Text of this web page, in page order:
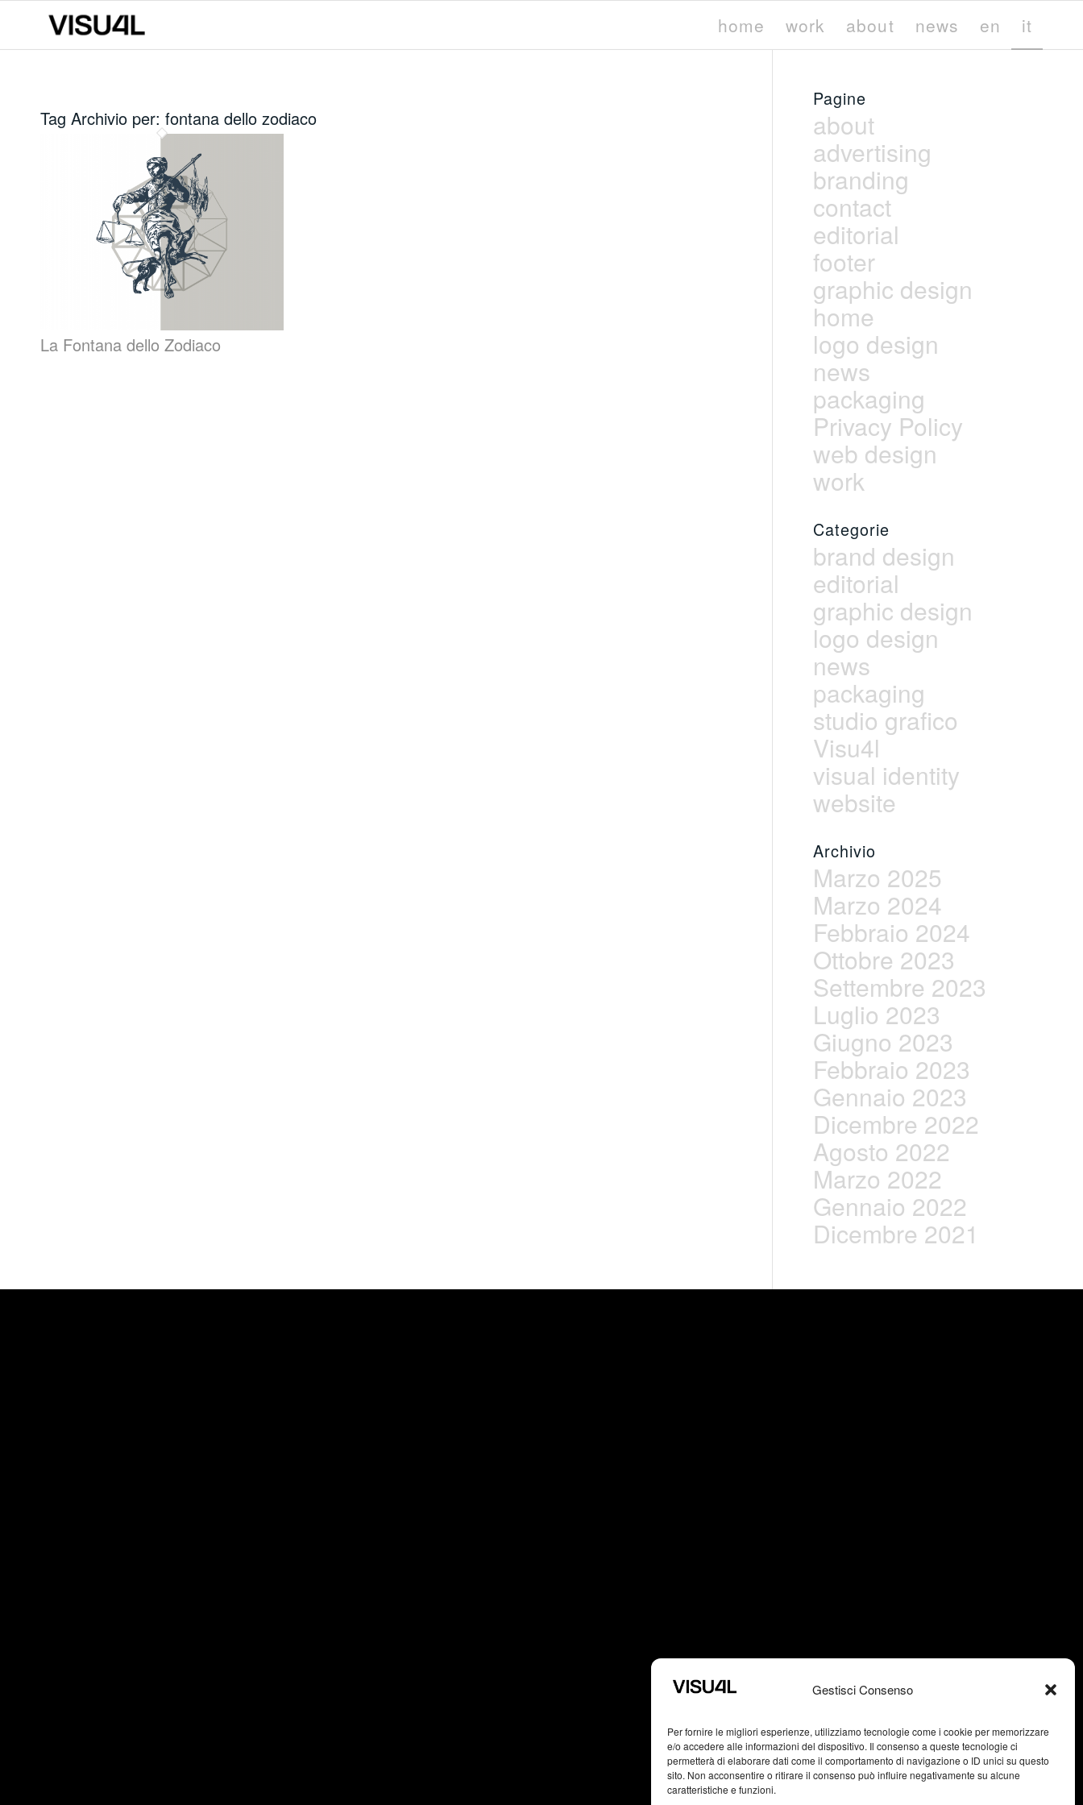
Gestisci Consenso
Per fornire le migliori esperienze, utilizziamo tecnologie come i cookie per memorizzare
e/o accedere alle informazioni del dispositivo. Il consenso a queste tecnologie ci
permetterà di elaborare dati come il comportamento di navigazione o ID unici su questo
sito. Non acconsentire o ritirare il consenso può influire negativamente su alcune
caratteristiche e funzioni.
home work about news en it
Tag Archivio per: fontana dello zodiaco
La Fontana dello Zodiaco
Pagine
about
advertising
branding
contact
editorial
footer
graphic design
home
logo design
news
packaging
Privacy Policy
web design
work
Categorie
brand design
editorial
graphic design
logo design
news
packaging
studio grafico
Visu4l
visual identity
website
Archivio
Marzo 2025
Marzo 2024
Febbraio 2024
Ottobre 2023
Settembre 2023
Luglio 2023
Giugno 2023
Febbraio 2023
Gennaio 2023
Dicembre 2022
Agosto 2022
Marzo 2022
Gennaio 2022
Dicembre 2021